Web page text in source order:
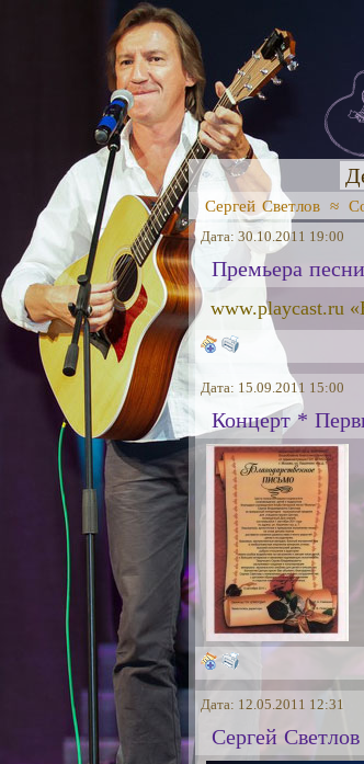
Сергей Светлов ≈
Дата: 30.10.2011 19:00
Премьера
www.playcast.ru
Дата: 15.09.2011 15:00
Концерт *
Дата: 12.05.2011 12:31
Сергей